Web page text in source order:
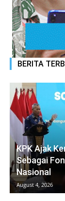
BERITA
KPK Ajak
Sebagai
Nasional
August 4, 2026